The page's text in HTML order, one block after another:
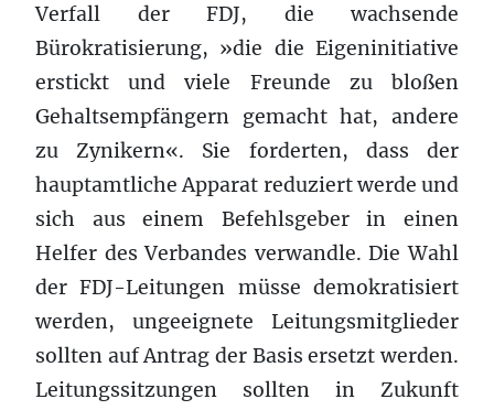
Verfall der FDJ, die wachsende
Bürokratisierung, »die die Eigeninitiative
erstickt und viele Freunde zu bloßen
Gehaltsempfängern gemacht hat, andere
zu Zynikern«. Sie forderten, dass der
hauptamtliche Apparat reduziert werde und
sich aus einem Befehlsgeber in einen
Helfer des Verbandes verwandle. Die Wahl
der FDJ-Leitungen müsse demokratisiert
werden, ungeeignete Leitungsmitglieder
sollten auf Antrag der Basis ersetzt werden.
Leitungssitzungen sollten in Zukunft